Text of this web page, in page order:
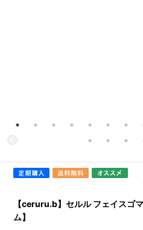
【ceruru.b】セルル フェイスゴ
ム】